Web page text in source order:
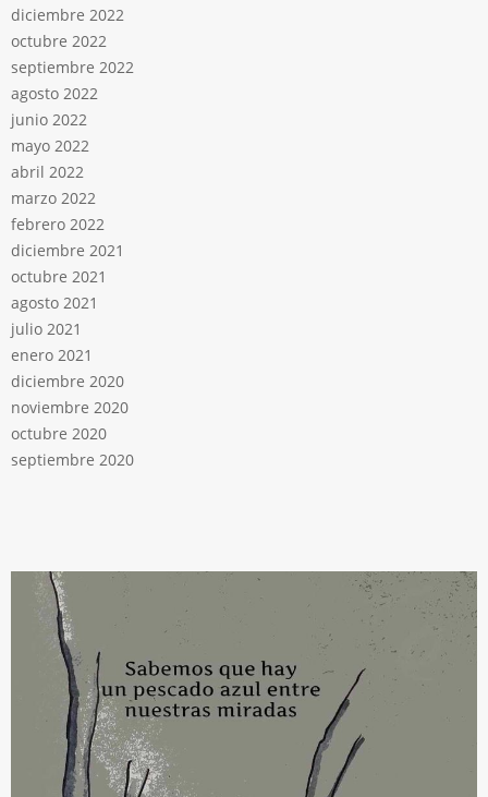
diciembre 2022
octubre 2022
septiembre 2022
agosto 2022
junio 2022
mayo 2022
abril 2022
marzo 2022
febrero 2022
diciembre 2021
octubre 2021
agosto 2021
julio 2021
enero 2021
diciembre 2020
noviembre 2020
octubre 2020
septiembre 2020